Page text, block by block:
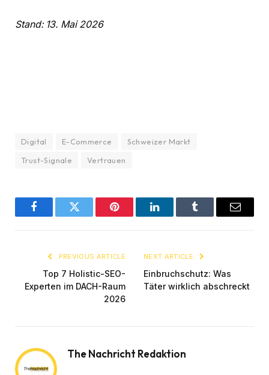
Stand: 13. Mai 2026
Digital E-Commerce
Schweizer Markt
Trust-Signale
Vertrauen
FacebookTwitter Pinterest LinkedInTumblr Email
PREVIOUS ARTICLE
Top 7 Holistic-SEO-
Experten im DACH-Raum
2026
NEXT ARTICLE
Einbruchschutz: Was
Täter wirklich abschreckt
The Nachricht Redaktion